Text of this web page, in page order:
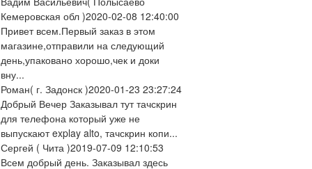
Кемеровская обл )2020-02-08 12:40:00
Привет всем.Первый заказ в этом
магазине,отправили на следующий
день,упаковано хорошо,чек и доки
вну...
Роман( г. Задонск )2020-01-23 23:27:24
Добрый Вечер Заказывал тут тачскрин
для телефона который уже не
выпускают explay alto, тачскрин копи...
Сергей ( Чита )2019-07-09 12:10:53
Всем добрый день. Заказывал здесь